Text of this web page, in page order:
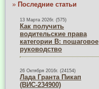
» Последние статьи
13 Марта 2026г. (575)
Как получить
водительские права
категории B: пошаговое
руководство
26 Октября 2016г. (24154)
Лада Гранта Пикап
(ВИС-234900)